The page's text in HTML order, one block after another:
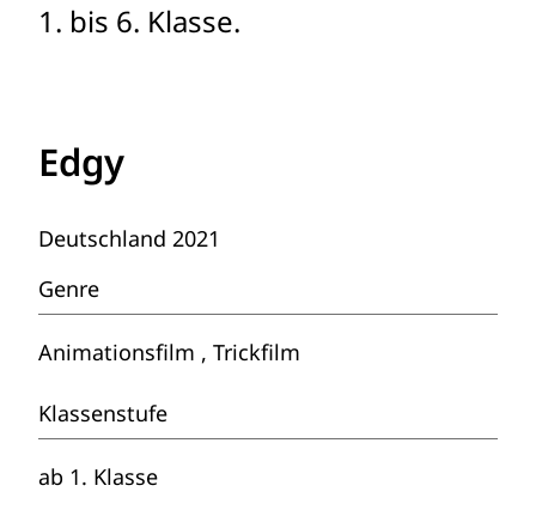
1. bis 6. Klasse.
Edgy
Deutschland 2021
Genre
Animationsfilm , Trickfilm
Klassenstufe
ab 1. Klasse